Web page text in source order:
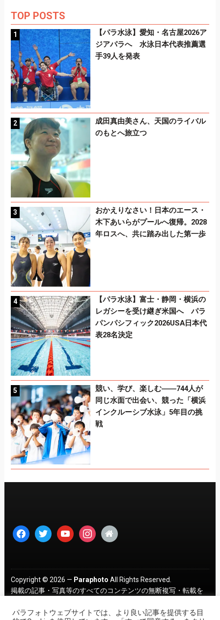
TOP POSTS
【パラ水泳】愛知・名古屋2026ア
ジアパラへ 水泳日本代表推薦選
手39人を発表
成田真由美さん、天国のライバル
のもとへ旅立つ
おかえりなさい！日本のエース・
木下あいらがプールへ復帰。2028
年ロスへ、共に踏み出した第一歩
【パラ水泳】富士・静岡・横浜の
レガシーを受け継ぎ米国へ パラ
パンパシフィック2026USA日本代
表28名決定
競い、学び、楽しむ――744人が
同じ水面で出会い、競った「横浜
インクルーシブ水泳」5年目の挑
戦
facebooktwitter youtubeinstagram
home
Copyright © 2026 — Paraphoto All Rights Reserved.
掲載の記事・写真等のすべてのコンテンツの無断複写・転載を
パラフォトウェブサイトでは、より良い記事を提供する目